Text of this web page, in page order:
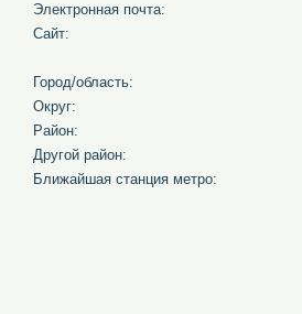
Электронная почта:
Сайт:
Город/область:
Округ:
Район:
Другой район:
Ближайшая станция метро: